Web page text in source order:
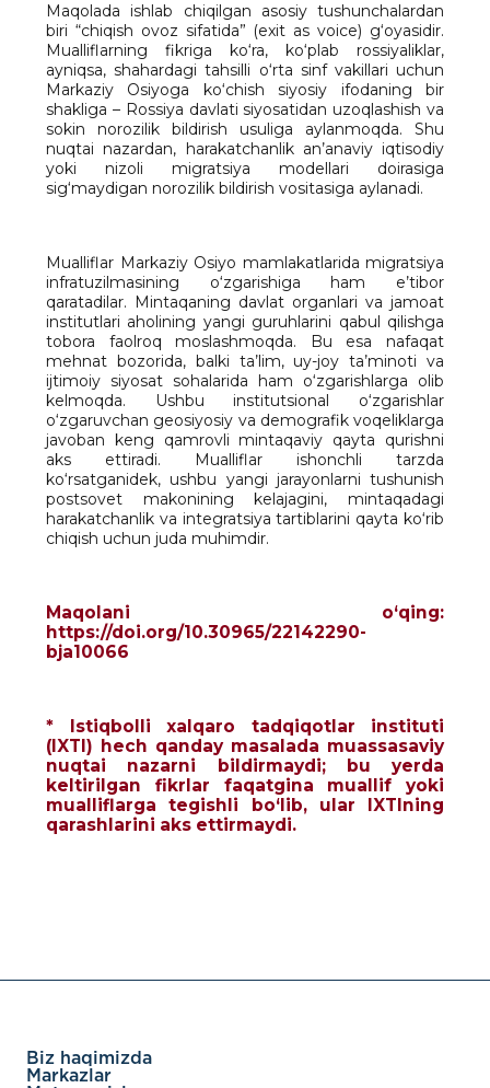
Maqolada ishlab chiqilgan asosiy tushunchalardan
biri “chiqish ovoz sifatida” (exit as voice) g‘oyasidir.
Mualliflarning fikriga ko‘ra, ko‘plab rossiyaliklar,
ayniqsa, shahardagi tahsilli o‘rta sinf vakillari uchun
Markaziy Osiyoga ko‘chish siyosiy ifodaning bir
shakliga – Rossiya davlati siyosatidan uzoqlashish va
sokin norozilik bildirish usuliga aylanmoqda. Shu
nuqtai nazardan, harakatchanlik an’anaviy iqtisodiy
yoki nizoli migratsiya modellari doirasiga
sig‘maydigan norozilik bildirish vositasiga aylanadi.
Mualliflar Markaziy Osiyo mamlakatlarida migratsiya
infratuzilmasining o‘zgarishiga ham e’tibor
qaratadilar. Mintaqaning davlat organlari va jamoat
institutlari aholining yangi guruhlarini qabul qilishga
tobora faolroq moslashmoqda. Bu esa nafaqat
mehnat bozorida, balki ta’lim, uy-joy ta’minoti va
ijtimoiy siyosat sohalarida ham o‘zgarishlarga olib
kelmoqda. Ushbu institutsional o‘zgarishlar
o‘zgaruvchan geosiyosiy va demografik voqeliklarga
javoban keng qamrovli mintaqaviy qayta qurishni
aks ettiradi. Mualliflar ishonchli tarzda
ko‘rsatganidek, ushbu yangi jarayonlarni tushunish
postsovet makonining kelajagini, mintaqadagi
harakatchanlik va integratsiya tartiblarini qayta ko‘rib
chiqish uchun juda muhimdir.
Maqolani o‘qing:
https://doi.org/10.30965/22142290-
bja10066
* Istiqbolli xalqaro tadqiqotlar instituti
(IXTI) hech qanday masalada muassasaviy
nuqtai nazarni bildirmaydi; bu yerda
keltirilgan fikrlar faqatgina muallif yoki
mualliflarga tegishli bo‘lib, ular IXTIning
qarashlarini aks ettirmaydi.
Biz haqimizda
Markazlar